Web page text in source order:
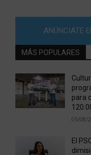
ANÚNCIATE
MÁS POPULARES
para
05/08/
El